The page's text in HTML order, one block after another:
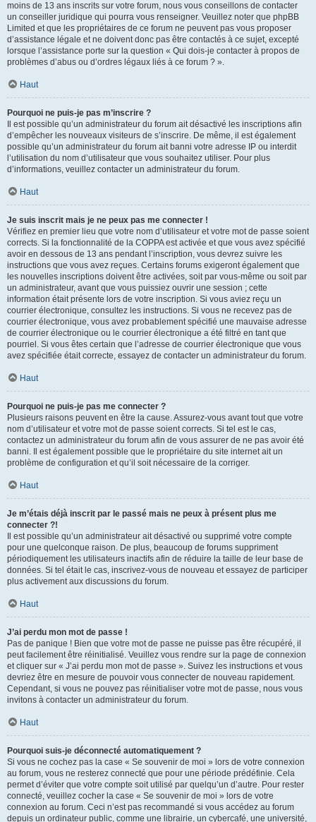
moins de 13 ans inscrits sur votre forum, nous vous conseillons de contacter
un conseiller juridique qui pourra vous renseigner. Veuillez noter que phpBB
Limited et que les propriétaires de ce forum ne peuvent pas vous proposer
d’assistance légale et ne doivent donc pas être contactés à ce sujet, excepté
lorsque l’assistance porte sur la question « Qui dois-je contacter à propos de
problèmes d’abus ou d’ordres légaux liés à ce forum ? ».
Haut
Pourquoi ne puis-je pas m’inscrire ?
Il est possible qu’un administrateur du forum ait désactivé les inscriptions afin
d’empêcher les nouveaux visiteurs de s’inscrire. De même, il est également
possible qu’un administrateur du forum ait banni votre adresse IP ou interdit
l’utilisation du nom d’utilisateur que vous souhaitez utiliser. Pour plus
d’informations, veuillez contacter un administrateur du forum.
Haut
Je suis inscrit mais je ne peux pas me connecter !
Vérifiez en premier lieu que votre nom d’utilisateur et votre mot de passe soient
corrects. Si la fonctionnalité de la COPPA est activée et que vous avez spécifié
avoir en dessous de 13 ans pendant l’inscription, vous devrez suivre les
instructions que vous avez reçues. Certains forums exigeront également que
les nouvelles inscriptions doivent être activées, soit par vous-même ou soit par
un administrateur, avant que vous puissiez ouvrir une session ; cette
information était présente lors de votre inscription. Si vous aviez reçu un
courrier électronique, consultez les instructions. Si vous ne recevez pas de
courrier électronique, vous avez probablement spécifié une mauvaise adresse
de courrier électronique ou le courrier électronique a été filtré en tant que
pourriel. Si vous êtes certain que l’adresse de courrier électronique que vous
avez spécifiée était correcte, essayez de contacter un administrateur du forum.
Haut
Pourquoi ne puis-je pas me connecter ?
Plusieurs raisons peuvent en être la cause. Assurez-vous avant tout que votre
nom d’utilisateur et votre mot de passe soient corrects. Si tel est le cas,
contactez un administrateur du forum afin de vous assurer de ne pas avoir été
banni. Il est également possible que le propriétaire du site internet ait un
problème de configuration et qu’il soit nécessaire de la corriger.
Haut
Je m’étais déjà inscrit par le passé mais ne peux à présent plus me
connecter ?!
Il est possible qu’un administrateur ait désactivé ou supprimé votre compte
pour une quelconque raison. De plus, beaucoup de forums suppriment
périodiquement les utilisateurs inactifs afin de réduire la taille de leur base de
données. Si tel était le cas, inscrivez-vous de nouveau et essayez de participer
plus activement aux discussions du forum.
Haut
J’ai perdu mon mot de passe !
Pas de panique ! Bien que votre mot de passe ne puisse pas être récupéré, il
peut facilement être réinitialisé. Veuillez vous rendre sur la page de connexion
et cliquer sur « J’ai perdu mon mot de passe ». Suivez les instructions et vous
devriez être en mesure de pouvoir vous connecter de nouveau rapidement.
Cependant, si vous ne pouvez pas réinitialiser votre mot de passe, nous vous
invitons à contacter un administrateur du forum.
Haut
Pourquoi suis-je déconnecté automatiquement ?
Si vous ne cochez pas la case « Se souvenir de moi » lors de votre connexion
au forum, vous ne resterez connecté que pour une période prédéfinie. Cela
permet d’éviter que votre compte soit utilisé par quelqu’un d’autre. Pour rester
connecté, veuillez cocher la case « Se souvenir de moi » lors de votre
connexion au forum. Ceci n’est pas recommandé si vous accédez au forum
depuis un ordinateur public, comme une librairie, un cybercafé, une université,